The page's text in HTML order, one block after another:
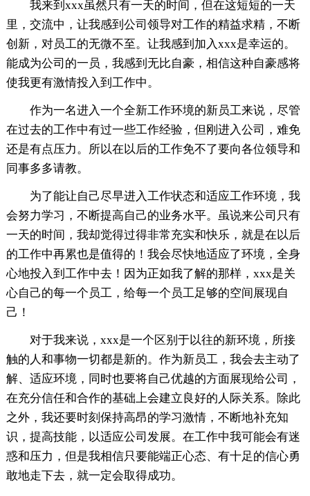
我来到xxx虽然只有一天的时间，但在这短短的一天
里，交流中，让我感到公司领导对工作的精益求精，不断
创新，对员工的无微不至。让我感到加入xxx是幸运的。
能成为公司的一员，我感到无比自豪，相信这种自豪感将
使我更有激情投入到工作中。
作为一名进入一个全新工作环境的新员工来说，尽管
在过去的工作中有过一些工作经验，但刚进入公司，难免
还是有点压力。所以在以后的工作免不了要向各位领导和
同事多多请教。
为了能让自己尽早进入工作状态和适应工作环境，我
会努力学习，不断提高自己的业务水平。虽说来公司只有
一天的时间，我却觉得过得非常充实和快乐，就是在以后
的工作中再累也是值得的！我会尽快地适应了环境，全身
心地投入到工作中去！因为正如我了解的那样，xxx是关
心自己的每一个员工，给每一个员工足够的空间展现自
己！
对于我来说，xxx是一个区别于以往的新环境，所接
触的人和事物一切都是新的。作为新员工，我会去主动了
解、适应环境，同时也要将自己优越的方面展现给公司，
在充分信任和合作的基础上会建立良好的人际关系。除此
之外，我还要时刻保持高昂的学习激情，不断地补充知
识，提高技能，以适应公司发展。在工作中我可能会有迷
惑和压力，但是我相信只要能端正心态、有十足的信心勇
敢地走下去，就一定会取得成功。